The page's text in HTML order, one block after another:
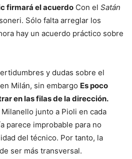
firmará el acuerdo Con el Satán
Sólo falta arreglar los
hay un acuerdo práctico sobre
y dudas sobre el
Milán, sin embargo Es poco
en las filas de la dirección.
junto a Pioli en cada
parece improbable para no
del técnico. Por tanto, la
ser más transversal.